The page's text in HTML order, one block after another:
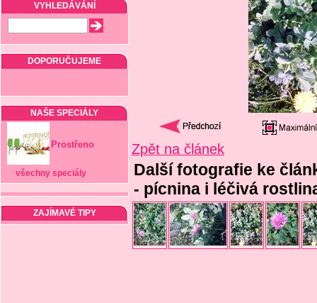
VYHLEDÁVÁNÍ
DOPORUČUJEME
NAŠE SPECIÁLY
Prostřeno
všechny speciály
ZAJÍMAVÉ TIPY
Zpět na článek
Další fotografie ke
- pícnina i léčivá